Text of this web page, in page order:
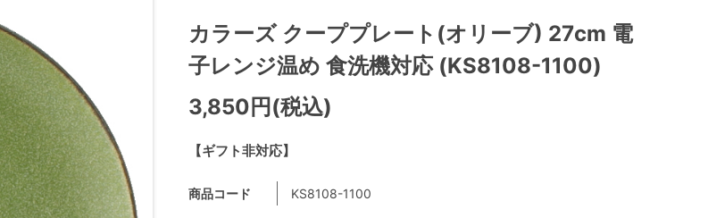
【ギフト非対応】
カラーズ クーププレート(オリーブ) 27cm 電
子レンジ温め 食洗機対応 (KS8108-1100)
3,850円(税込)
商品コード KS8108-1100